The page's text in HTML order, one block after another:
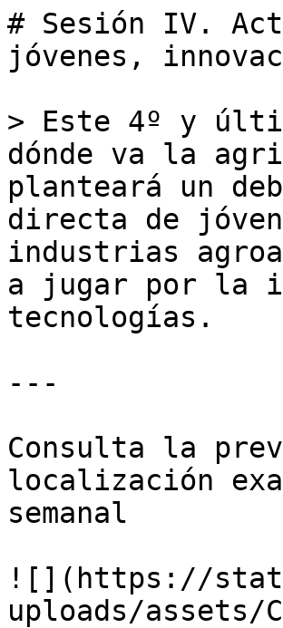
# Sesión IV.
jóvenes,
> Este 4º y
dónde va la
planteará un
directa de
industrias
a jugar por la
tecnologías.
---
Consulta la
localización
semanal
![](https://
uploads/assets/